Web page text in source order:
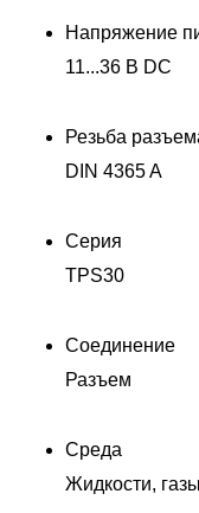
Напряжение
11...36 В DC
Резьба
DIN 4365 A
Серия
TPS30
Соединение
Разъем
Среда
Жидкости,